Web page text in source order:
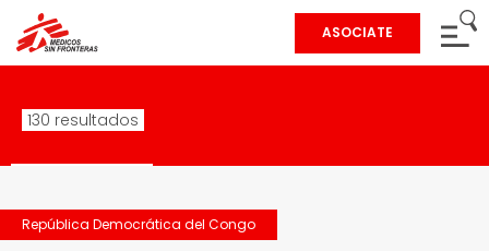
ASOCIATE
130 resultados
República Democrática del Congo